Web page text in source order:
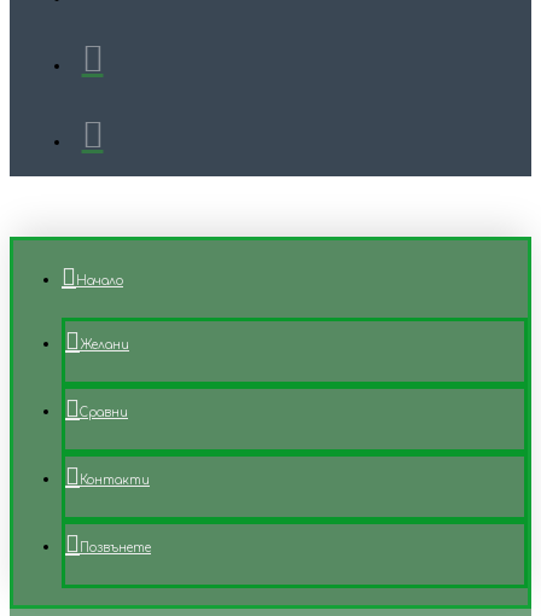
Начало
Желани
Сравни
Контакти
Позвънете